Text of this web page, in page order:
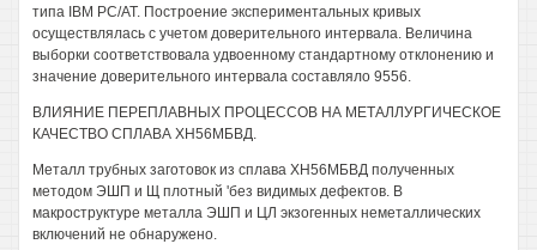
типа IBM PC/AT. Построение экспериментальных кривых
осуществлялась с учетом доверительного интервала. Величина
выборки соответствовала удвоенному стандартному отклонению и
значение доверительного интервала составляло 9556.
ВЛИЯНИЕ ПЕРЕПЛАВНЫХ ПРОЦЕССОВ НА МЕТАЛЛУРГИЧЕСКОЕ
КАЧЕСТВО СПЛАВА ХН56МБВД.
Металл трубных заготовок из сплава ХН56МБВД полученных
методом ЭШП и Щ плотный 'без видимых дефектов. В
макроструктуре металла ЭШП и ЦЛ экзогенных неметаллических
включений не обнаружено.